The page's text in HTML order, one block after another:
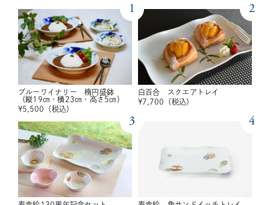
1
ブルーワイナリー 楕円盛鉢
（縦19㎝・横23㎝・高さ5㎝）
¥5,500 （税込）
2
白百合 スクエアトレイ
¥7,700 （税込）
3 4